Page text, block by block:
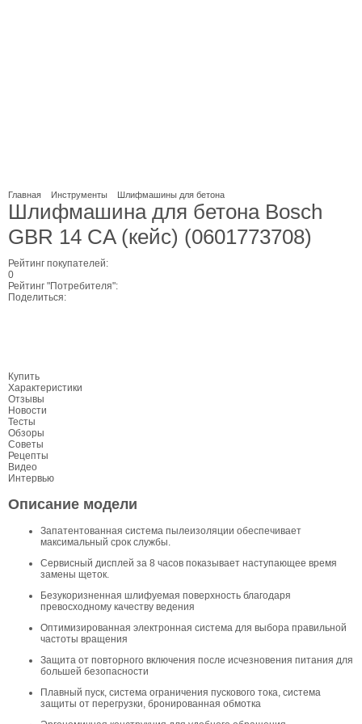
Главная Инструменты Шлифмашины для бетона
Шлифмашина для бетона Bosch
GBR 14 CA (кeйc) (0601773708)
Рейтинг покупателей:
0
Рейтинг "Потребителя":
Поделиться:
Купить
Характеристики
Отзывы
Новости
Тесты
Обзоры
Советы
Рецепты
Видео
Интервью
Описание модели
Запатентованная система пылеизоляции обеспечивает
максимальный срок службы.
Сервисный дисплей за 8 часов показывает наступающее время
замены щеток.
Безукоризненная шлифуемая поверхность благодаря
превосходному качеству ведения
Оптимизированная электронная система для выбора правильной
частоты вращения
Защита от повторного включения после исчезновения питания для
большей безопасности
Плавный пуск, система ограничения пускового тока, система
защиты от перегрузки, бронированная обмотка